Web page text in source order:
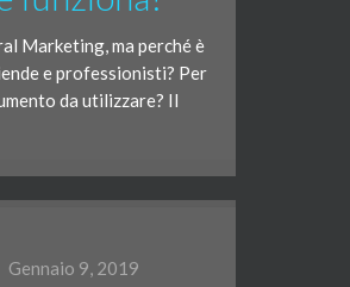
Marketing, ma perché è
e professionisti? Per
da utilizzare? Il
Gennaio 9, 2019